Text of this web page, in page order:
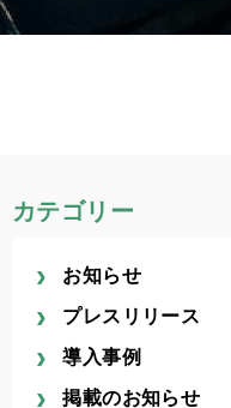
カテゴリー
お知らせ
プレスリリース
導入事例
掲載のお知らせ